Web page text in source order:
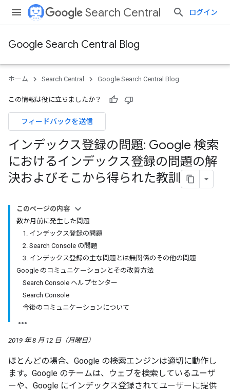
Search Central ログイン
Google Search Central Blog
ホーム Search Central Google Search Central Blog
この情報は役に立ちましたか？
フィードバックを送信
インデックス登録の問題: Google 検索
におけるインデックス登録の問題の解
決およびそこから得られた教訓
このページの内容
数か月前に発生した問題
1. インデックス登録の問題
2. Search Console の問題
3. インデックス登録の主な問題とは無関係のその他の問題
Google のコミュニケーションとその改善方法
Search Console ヘルプセンター
Search Console
今後のコミュニケーションについて
2019 年 8 月 12 日（月曜日）
ほとんどの場合、Google の検索エンジンは適切に動作し
ます。Google のチームは、ウェブを検索しているユーザ
ーや、Google にインデックス登録されてユーザーに提供